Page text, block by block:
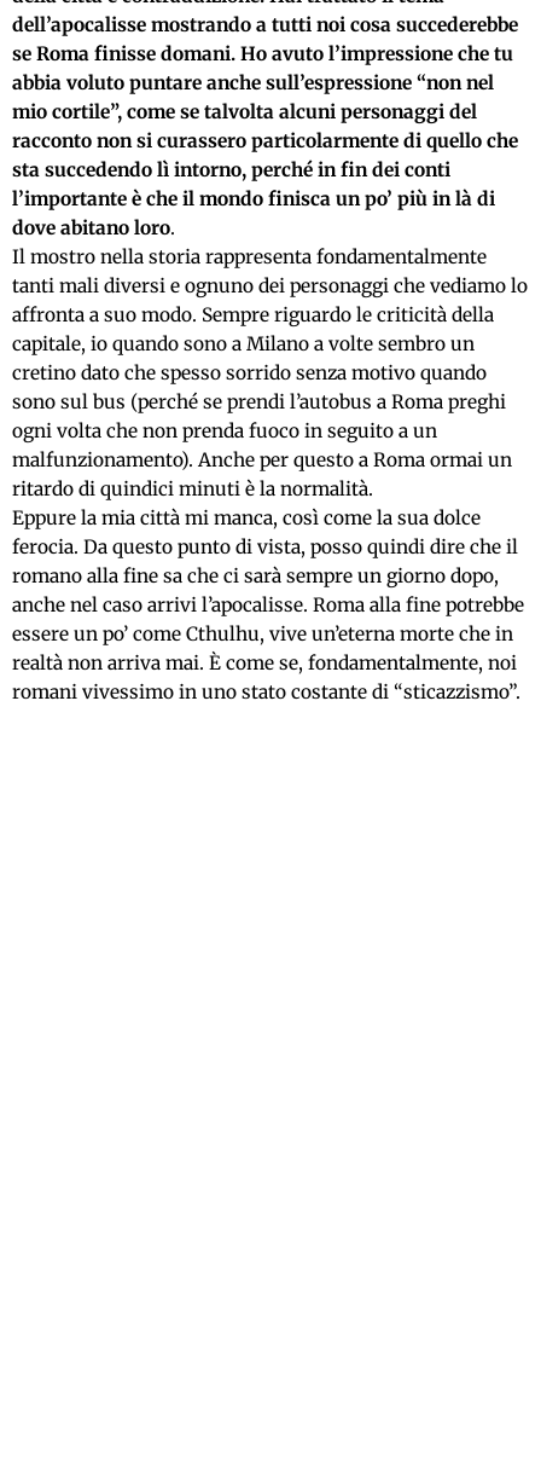
dell’apocalisse mostrando a tutti noi cosa succederebbe
se Roma finisse domani. Ho avuto l’impressione che tu
abbia voluto puntare anche sull’espressione “non nel
mio cortile”, come se talvolta alcuni personaggi del
racconto non si curassero particolarmente di quello che
sta succedendo lì intorno, perché in fin dei conti
l’importante è che il mondo finisca un po’ più in là di
dove abitano loro.
Il mostro nella storia rappresenta fondamentalmente
tanti mali diversi e ognuno dei personaggi che vediamo lo
affronta a suo modo. Sempre riguardo le criticità della
capitale, io quando sono a Milano a volte sembro un
cretino dato che spesso sorrido senza motivo quando
sono sul bus (perché se prendi l’autobus a Roma preghi
ogni volta che non prenda fuoco in seguito a un
malfunzionamento). Anche per questo a Roma ormai un
ritardo di quindici minuti è la normalità.
Eppure la mia città mi manca, così come la sua dolce
ferocia. Da questo punto di vista, posso quindi dire che il
romano alla fine sa che ci sarà sempre un giorno dopo,
anche nel caso arrivi l’apocalisse. Roma alla fine potrebbe
essere un po’ come Cthulhu, vive un’eterna morte che in
realtà non arriva mai. È come se, fondamentalmente, noi
romani vivessimo in uno stato costante di “sticazzismo”.